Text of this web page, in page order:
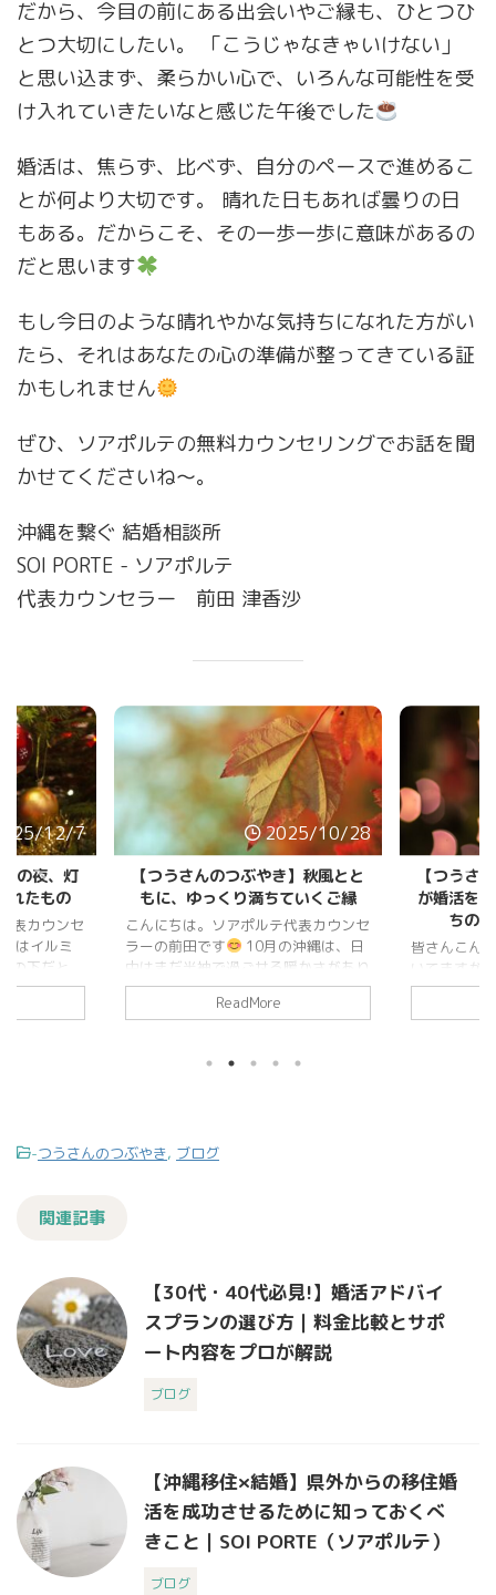
だから、今目の前にある出会いやご縁も、ひとつひ
とつ大切にしたい。 「こうじゃなきゃいけない」
と思い込まず、柔らかい心で、いろんな可能性を受
け入れていきたいなと感じた午後でした
婚活は、焦らず、比べず、自分のペースで進めるこ
とが何より大切です。 晴れた日もあれば曇りの日
もある。だからこそ、その一歩一歩に意味があるの
だと思います
もし今日のような晴れやかな気持ちになれた方がい
たら、それはあなたの心の準備が整ってきている証
かもしれません
ぜひ、ソアポルテの無料カウンセリングでお話を聞
かせてくださいね〜。
沖縄を繋ぐ 結婚相談所
SOI PORTE - ソアポルテ
代表カウンセラー 前田 津香沙
12/7
の夜、灯
れたもの
表カウンセ
はイルミ
の下だと、
えますね。
。誰かに向
責めない ...
2025/10/28
【つうさんのつぶやき】秋風とと
もに、ゆっくり満ちていくご縁
こんにちは。ソアポルテ代表カウンセ
ラーの前田です
10月の沖縄は、日
中はまだ半袖で過ごせる暖かさがあり
ながら、朝夕にふっと秋の気配を感じ
る季節です。海もまだ穏やかで、週末
した」とメッセージをいただきまし
を合わせる」象徴のようで、毎年胸が
ReadMore
【つうさ
が婚活を
ちの
皆さんこん
いてますが
か？ 沖縄は
-つうさんのつぶやき, ブログ
関連記事
【30代・40代必見!】婚活アドバイ
スプランの選び方｜料金比較とサポ
ート内容をプロが解説
ブログ
【沖縄移住×結婚】県外からの移住婚
活を成功させるために知っておくべ
きこと｜SOI PORTE（ソアポルテ）
ブログ